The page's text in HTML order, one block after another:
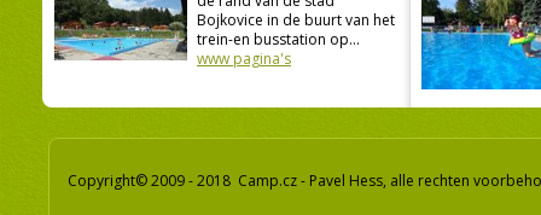
Bojkovice in de buurt van het
trein-en busstation op...
www pagina's
Copyright© 2009 - 2018 Camp.cz - Pavel Hess, alle rechten